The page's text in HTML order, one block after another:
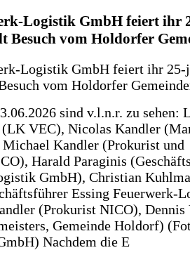
Logistik GmbH feiert ihr
Besuch vom Holdorfer
sind v.l.n.r. zu sehen:
(LK VEC), Nicolas Kandler
Kandler (Prokurist und
Harald Paraginis
GmbH), Christian
Essing Feuerwerk-
(Prokurist NICO),
Gemeinde Holdorf)
Nachdem die E